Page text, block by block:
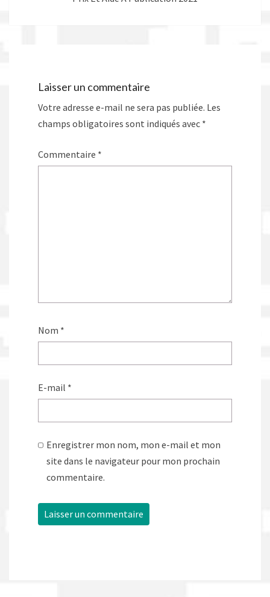
Laisser un commentaire
Votre adresse e-mail ne sera pas publiée. Les
champs obligatoires sont indiqués avec *
Commentaire *
Nom *
E-mail *
Enregistrer mon nom, mon e-mail et mon
site dans le navigateur pour mon prochain
commentaire.